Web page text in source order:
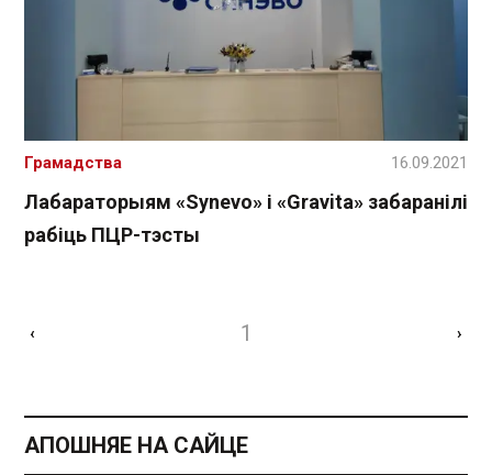
Лабараторыям «Synevo» і «Gravita» забаранілі
рабіць ПЦР-тэсты
Грамадства 16.09.2021
‹ 1 ›
АПОШНЯЕ НА САЙЦЕ